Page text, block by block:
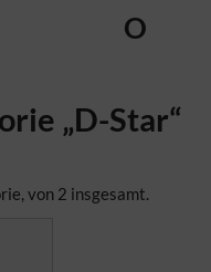
O
„D-Star“
von 2 insgesamt.